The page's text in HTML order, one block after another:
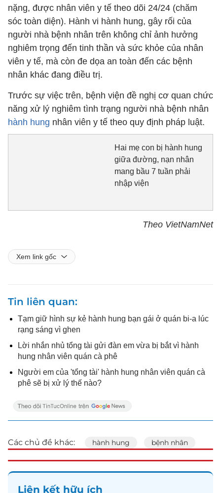
nặng, được nhân viên y tế theo dõi 24/24 (chăm
sóc toàn diện). Hành vi hành hung, gây rối của
người nhà bệnh nhân trên không chỉ ảnh hưởng
nghiêm trọng đến tinh thần và sức khỏe của nhân
viên y tế, mà còn đe dọa an toàn đến các bệnh
nhân khác đang điều trị.
Trước sự việc trên, bệnh viện đề nghị cơ quan chức
năng xử lý nghiêm tình trạng người nhà bệnh nhân
hành hung nhân viên y tế theo quy định pháp luật.
Hai mẹ con bị hành hung
giữa đường, nạn nhân
mang bầu 7 tuần phải
nhập viện
Theo VietNamNet
Xem link gốc
Tin liên quan
Tạm giữ hình sự kẻ hành hung bạn gái ở quán bi-a lúc
rạng sáng vì ghen
Lời nhắn nhủ tổng tài gửi đàn em vừa bị bắt vì hành
hung nhân viên quán cà phê
Người em của 'tổng tài' hành hung nhân viên quán cà
phê sẽ bị xử lý thế nào?
Các chủ đề khác: hành hung bệnh nhân
Liên kết hữu ích